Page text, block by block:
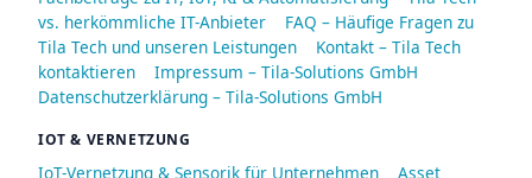
vs. herkömmliche IT-Anbieter
FAQ – Häufige Fragen zu
Tila Tech und unseren Leistungen
Kontakt – Tila Tech
kontaktieren
Impressum – Tila-Solutions GmbH
Datenschutzerklärung – Tila-Solutions GmbH
IOT & VERNETZUNG
IoT-Vernetzung & Sensorik für Unternehmen
Asset